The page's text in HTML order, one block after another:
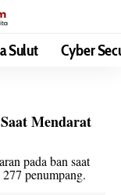
Sulut Cyber
Mendarat
pada ban saat
penumpang.